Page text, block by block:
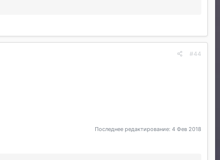
#44
Последнее редактирование: 4 Фев 2018